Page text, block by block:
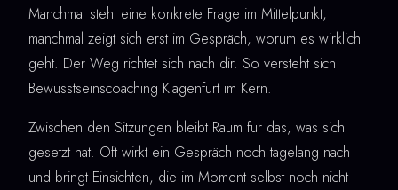
Manchmal steht eine konkrete Frage im Mittelpunkt,
manchmal zeigt sich erst im Gespräch, worum es wirklich
geht. Der Weg richtet sich nach dir. So versteht sich
Bewusstseinscoaching Klagenfurt im Kern.
Zwischen den Sitzungen bleibt Raum für das, was sich
gesetzt hat. Oft wirkt ein Gespräch noch tagelang nach
und bringt Einsichten, die im Moment selbst noch nicht